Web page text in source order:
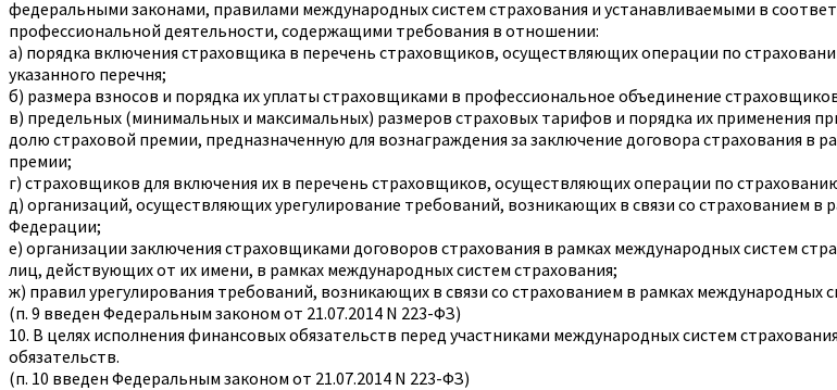
федеральными законами, правилами международных систем страхования и устанавливаемыми в
профессиональной деятельности, содержащими требования в отношении:
а) порядка включения страховщика в перечень страховщиков, осуществляющих операции по
указанного перечня;
б) размера взносов и порядка их уплаты страховщиками в профессиональное объединение
в) предельных (минимальных и максимальных) размеров страховых тарифов и порядка их применения
долю страховой премии, предназначенную для вознаграждения за заключение договора страхования в
премии;
г) страховщиков для включения их в перечень страховщиков, осуществляющих операции по
д) организаций, осуществляющих урегулирование требований, возникающих в связи со страхованием
Федерации;
е) организации заключения страховщиками договоров страхования в рамках международных систем
лиц, действующих от их имени, в рамках международных систем страхования;
ж) правил урегулирования требований, возникающих в связи со страхованием в рамках международных
(п. 9 введен Федеральным законом от 21.07.2014 N 223-ФЗ)
10. В целях исполнения финансовых обязательств перед участниками международных систем
обязательств.
(п. 10 введен Федеральным законом от 21.07.2014 N 223-ФЗ)